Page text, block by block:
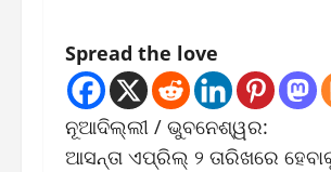
Spread the love
ନୂଆଦିଲ୍ଲୀ / ଭୁବନେଶ୍ୱର:
ଆସନ୍ତା ଏପ୍ରିଲ୍ ୨ ତାରିଖରେ